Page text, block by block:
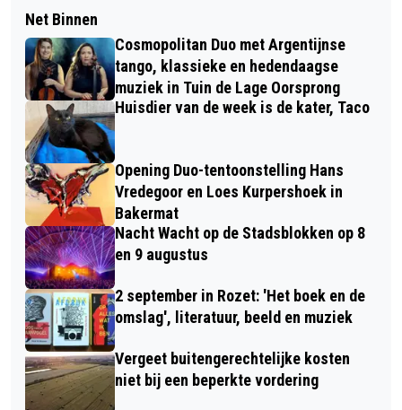
Net Binnen
Cosmopolitan Duo met Argentijnse
tango, klassieke en hedendaagse
muziek in Tuin de Lage Oorsprong
Huisdier van de week is de kater, Taco
Opening Duo-tentoonstelling Hans
Vredegoor en Loes Kurpershoek in
Bakermat
Nacht Wacht op de Stadsblokken op 8
en 9 augustus
2 september in Rozet: 'Het boek en de
omslag', literatuur, beeld en muziek
Vergeet buitengerechtelijke kosten
niet bij een beperkte vordering